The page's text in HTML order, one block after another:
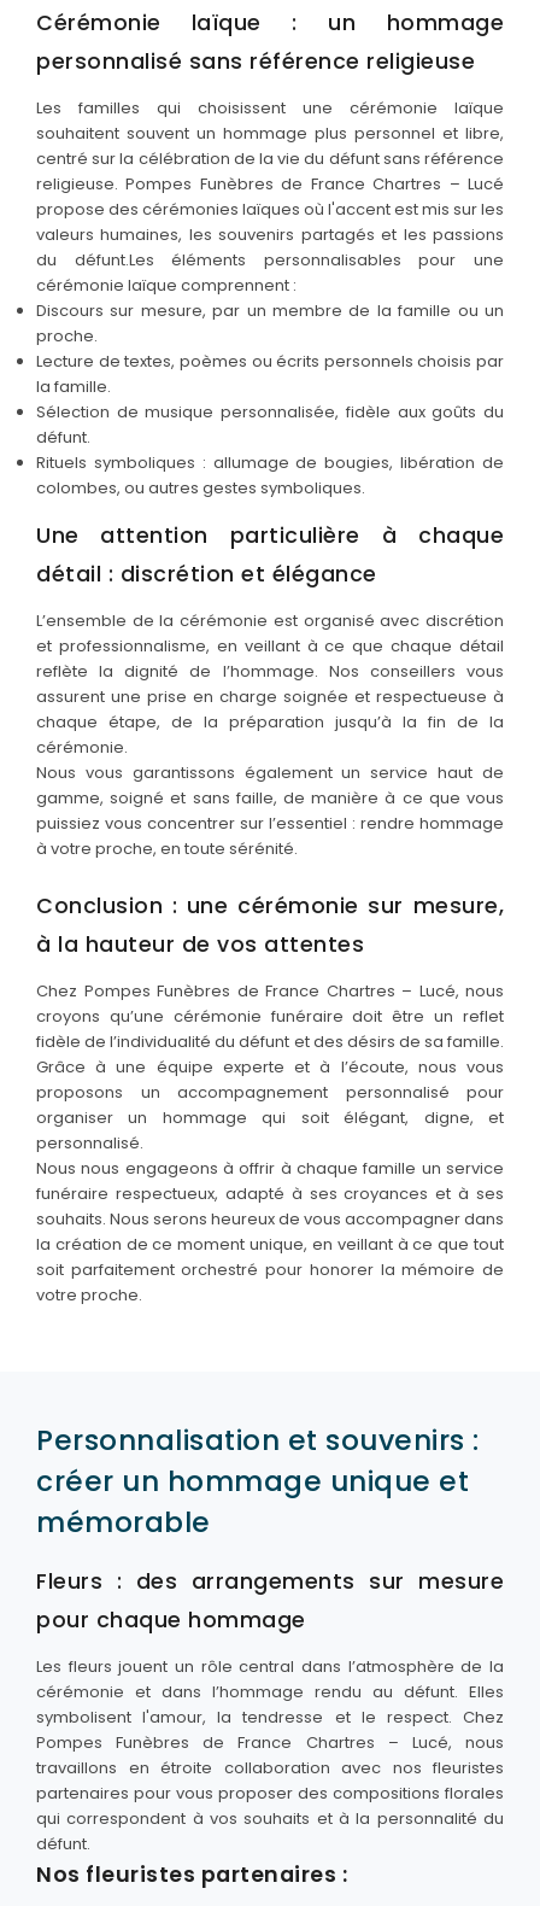
Cérémonie laïque : un hommage
personnalisé sans référence religieuse
Les familles qui choisissent une cérémonie laïque
souhaitent souvent un hommage plus personnel et libre,
centré sur la célébration de la vie du défunt sans référence
religieuse. Pompes Funèbres de France Chartres – Lucé
propose des cérémonies laïques où l'accent est mis sur les
valeurs humaines, les souvenirs partagés et les passions
du défunt.Les éléments personnalisables pour une
cérémonie laïque comprennent :
Discours sur mesure, par un membre de la famille ou un
proche.
Lecture de textes, poèmes ou écrits personnels choisis par
la famille.
Sélection de musique personnalisée, fidèle aux goûts du
défunt.
Rituels symboliques : allumage de bougies, libération de
colombes, ou autres gestes symboliques.
Une attention particulière à chaque
détail : discrétion et élégance
L’ensemble de la cérémonie est organisé avec discrétion
et professionnalisme, en veillant à ce que chaque détail
reflète la dignité de l’hommage. Nos conseillers vous
assurent une prise en charge soignée et respectueuse à
chaque étape, de la préparation jusqu’à la fin de la
cérémonie.
Nous vous garantissons également un service haut de
gamme, soigné et sans faille, de manière à ce que vous
puissiez vous concentrer sur l’essentiel : rendre hommage
à votre proche, en toute sérénité.
Conclusion : une cérémonie sur mesure,
à la hauteur de vos attentes
Chez Pompes Funèbres de France Chartres – Lucé, nous
croyons qu’une cérémonie funéraire doit être un reflet
fidèle de l’individualité du défunt et des désirs de sa famille.
Grâce à une équipe experte et à l’écoute, nous vous
proposons un accompagnement personnalisé pour
organiser un hommage qui soit élégant, digne, et
personnalisé.
Nous nous engageons à offrir à chaque famille un service
funéraire respectueux, adapté à ses croyances et à ses
souhaits. Nous serons heureux de vous accompagner dans
la création de ce moment unique, en veillant à ce que tout
soit parfaitement orchestré pour honorer la mémoire de
votre proche.
Personnalisation et souvenirs :
créer un hommage unique et
mémorable
Fleurs : des arrangements sur mesure
pour chaque hommage
Les fleurs jouent un rôle central dans l’atmosphère de la
cérémonie et dans l’hommage rendu au défunt. Elles
symbolisent l'amour, la tendresse et le respect. Chez
Pompes Funèbres de France Chartres – Lucé, nous
travaillons en étroite collaboration avec nos fleuristes
partenaires pour vous proposer des compositions florales
qui correspondent à vos souhaits et à la personnalité du
défunt.
Nos fleuristes partenaires :